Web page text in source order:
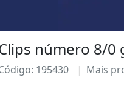
número 8/0
195430 Mais